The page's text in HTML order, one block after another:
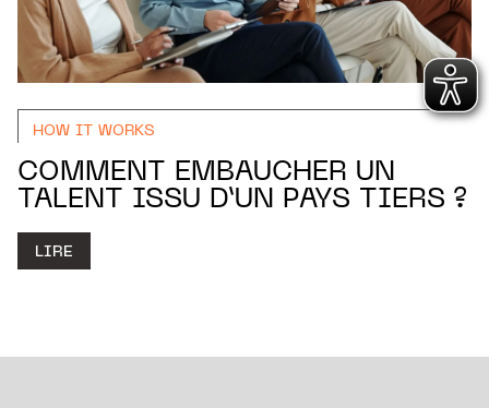
HOW IT WORKS
COMMENT EMBAUCHER UN
TALENT ISSU D’UN PAYS TIERS ?
LIRE